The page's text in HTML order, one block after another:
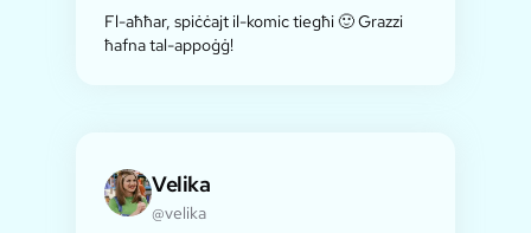
Fl-aħħar, spiċċajt il-komic tiegħi 🙂 Grazzi
ħafna tal-appoġġ!
Velika
@velika